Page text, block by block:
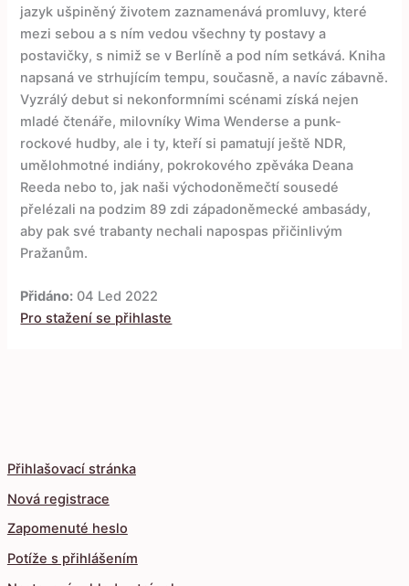
Přihlašovací stránka
Nová registrace
Zapomenuté heslo
Potíže s přihlášením
jazyk ušpiněný životem zaznamenává promluvy, které
mezi sebou a s ním vedou všechny ty postavy a
postavičky, s nimiž se v Berlíně a pod ním setkává. Kniha
napsaná ve strhujícím tempu, současně, a navíc zábavně.
Vyzrálý debut si nekonformními scénami získá nejen
mladé čtenáře, milovníky Wima Wenderse a punk-
rockové hudby, ale i ty, kteří si pamatují ještě NDR,
umělohmotné indiány, pokrokového zpěváka Deana
Reeda nebo to, jak naši východoněmečtí sousedé
přelézali na podzim 89 zdi západoněmecké ambasády,
aby pak své trabanty nechali napospas přičinlivým
Pražanům.
Přidáno: 04 Led 2022
Pro stažení se přihlaste